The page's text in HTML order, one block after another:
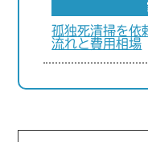
孤独死清掃を依
流れと費用相場